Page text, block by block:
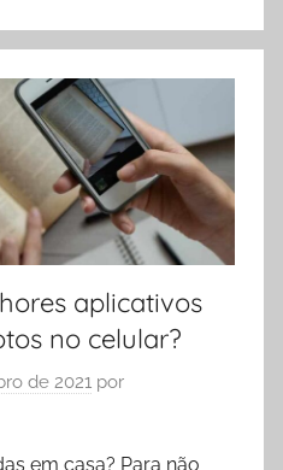
aplicativos
no celular?
de 2021 por
em casa? Para não